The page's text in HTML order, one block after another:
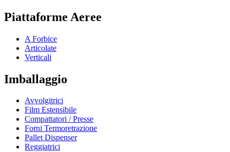
Piattaforme Aeree
A Forbice
Articolate
Verticali
Imballaggio
Avvolgitrici
Film Estensibile
Compattatori / Presse
Forni Termoretrazione
Pallet Dispenser
Reggiatrici